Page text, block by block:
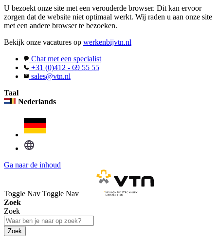
U bezoekt onze site met een verouderde browser. Dit kan ervoor
zorgen dat de website niet optimaal werkt. Wij raden u aan onze site
met een andere browser te bezoeken.
Bekijk onze vacatures op werkenbijvtn.nl
Chat met een specialist
+31 (0)412 - 69 55 55
sales@vtn.nl
Taal
Nederlands
Ga naar de inhoud
Toggle Nav Toggle Nav
Zoek
Zoek
Zoek